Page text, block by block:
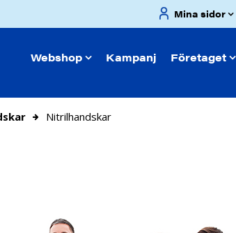
Mina sidor
Webshop Kampanj Företaget
Nitrilhandskar